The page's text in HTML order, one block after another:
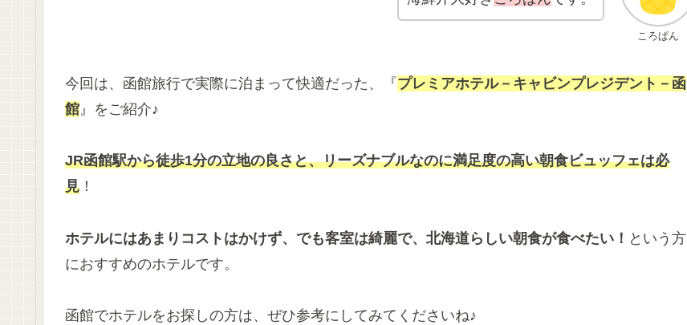
ころぱん
今回は、函館旅行で実際に泊まって快適だった、『プレミアホテル－ キャビンプレジデント － 函
館』をご紹介♪
JR函館駅から徒歩1分の立地の良さと、リーズナブルなのに満足度の高い朝食ビュッフェは必
見 ！
ホテルにはあまりコストはかけず、でも客室は綺麗で、北海道らしい朝食が食べたい！ という方
におすすめのホテルです。
函館でホテルをお探しの方は、ぜひ参考にしてみてくださいね♪